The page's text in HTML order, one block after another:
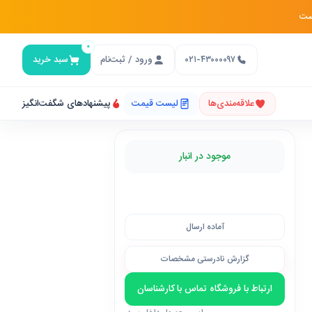
۰۲۱-۴۳۰۰۰۰۹۷ ورود / ثبت‌نام سبد خرید
۰
علاقه‌مندی‌ها لیست قیمت پیشنهادهای شگفت‌انگیز
موجود در انبار
آماده ارسال
گزارش نادرستی مشخصات
ارتباط با فروشگاه تماس با کارشناسان